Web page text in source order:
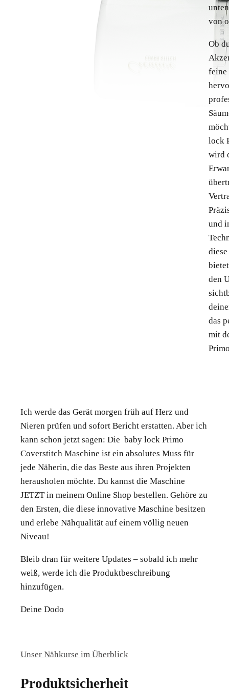
von
Ob
feine
lock
wird
und
den
das
mit
Ich werde das Gerät morgen früh auf Herz und
Nieren prüfen und sofort Bericht erstatten. Aber ich
kann schon jetzt sagen: Die baby lock Primo
Coverstitch Maschine ist ein absolutes Muss für
jede Näherin, die das Beste aus ihren Projekten
herausholen möchte. Du kannst die Maschine
JETZT in meinem Online Shop bestellen. Gehöre zu
den Ersten, die diese innovative Maschine besitzen
und erlebe Nähqualität auf einem völlig neuen
Niveau!
Bleib dran für weitere Updates – sobald ich mehr
weiß, werde ich die Produktbeschreibung
hinzufügen.
Deine Dodo
Unser Nähkurse im Überblick
Produktsicherheit